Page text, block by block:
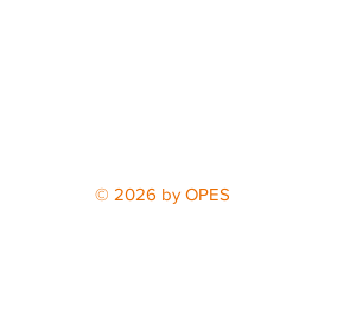
© 2026 by OPES